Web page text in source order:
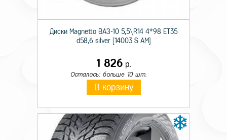
Тип конструкции R
Слойность 24
Индекс нагрузки 164
Диски Magnetto ВАЗ-10 5,5\R14 4*98 ET35
d58,6 silver [14003 S AM]
1 826р.
Осталось: больше 10 шт.
В корзину